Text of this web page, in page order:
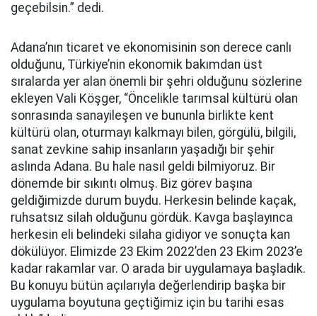
geçebilsin.” dedi.
Adana’nın ticaret ve ekonomisinin son derece canlı
olduğunu, Türkiye’nin ekonomik bakımdan üst
sıralarda yer alan önemli bir şehri olduğunu sözlerine
ekleyen Vali Köşger, “Öncelikle tarımsal kültürü olan
sonrasında sanayileşen ve bununla birlikte kent
kültürü olan, oturmayı kalkmayı bilen, görgülü, bilgili,
sanat zevkine sahip insanların yaşadığı bir şehir
aslında Adana. Bu hale nasıl geldi bilmiyoruz. Bir
dönemde bir sıkıntı olmuş. Biz görev başına
geldiğimizde durum buydu. Herkesin belinde kaçak,
ruhsatsız silah olduğunu gördük. Kavga başlayınca
herkesin eli belindeki silaha gidiyor ve sonuçta kan
dökülüyor. Elimizde 23 Ekim 2022’den 23 Ekim 2023’e
kadar rakamlar var. O arada bir uygulamaya başladık.
Bu konuyu bütün açılarıyla değerlendirip başka bir
uygulama boyutuna geçtiğimiz için bu tarihi esas